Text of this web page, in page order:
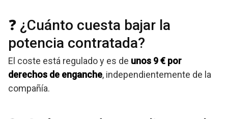
❓ ¿Cuánto cuesta bajar la
potencia contratada?
El coste está regulado y es de unos 9 € por
derechos de enganche, independientemente de la
compañía.